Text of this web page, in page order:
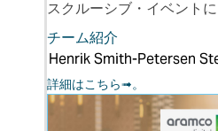
スクルーシブ・イベント
チーム紹介
Henrik Smith-Petersen
詳細はこちら➟。